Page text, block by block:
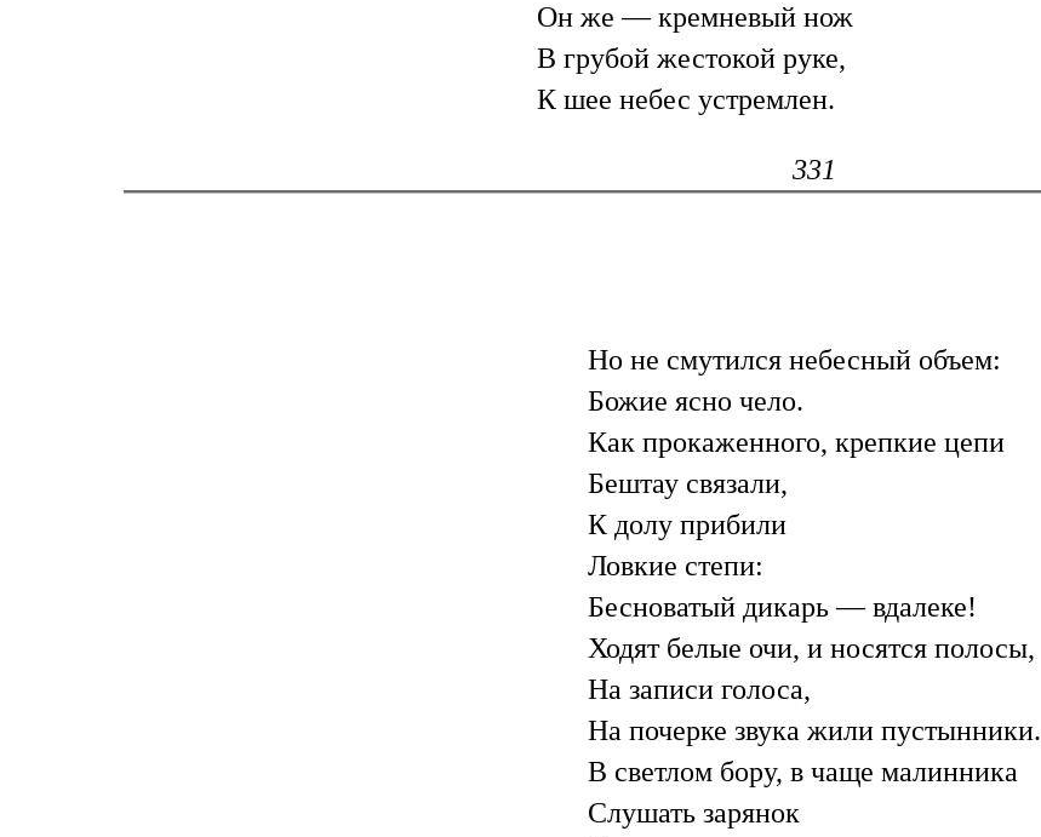
Он же — кремневый нож
В грубой жестокой руке,
К шее небес устремлен.
331
Но не смутился небесный объем:
Божие ясно чело.
Как прокаженного, крепкие цепи
Бештау связали,
К долу прибили
Ловкие степи:
Бесноватый дикарь — вдалеке!
Ходят белые очи, и носятся полосы,
На записи голоса,
На почерке звука жили пустынники.
В светлом бору, в чаще малинника
Слушать зарянок